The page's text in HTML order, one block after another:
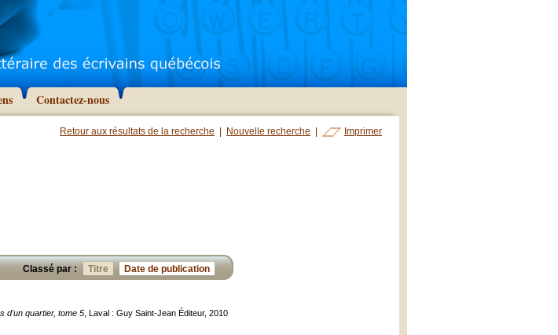
Contactez-nous
Retour aux résultats de la recherche Nouvelle recherche Imprimer
Classé par : Titre Date de publication
d'un quartier, tome 5 , Laval : Guy Saint-Jean Éditeur, 2010